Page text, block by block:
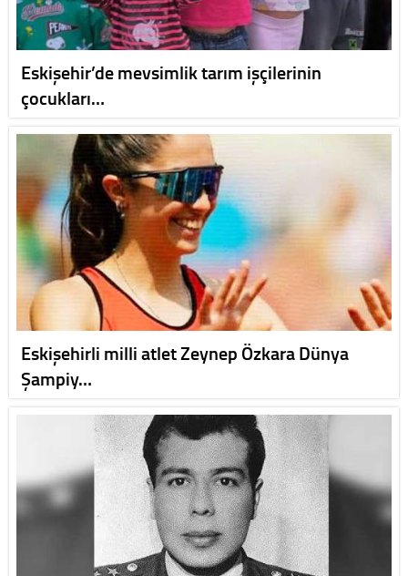
Eskişehir’de mevsimlik tarım işçilerinin
çocukları…
Eskişehirli milli atlet Zeynep Özkara Dünya
Şampiy…